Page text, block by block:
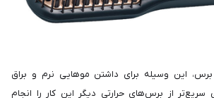
برس، این وسیله برای داشتن موهایی نرم و براق
از برس‌های حرارتی دیگر این کار را انجام